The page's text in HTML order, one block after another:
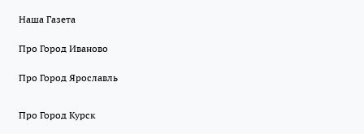
Наша Газета
Про Город Иваново
Про Город Ярославль
Про Город Курск